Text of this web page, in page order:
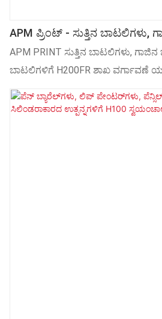
APM ಪ್ರಿಂಟ್ - ಸುತ್ತಿನ ಬಾಟಲಿಗಳು,
ಪ್ಲಾಸ್ಟಿಕ್ ಬಾಟಲಿಗಾಗಿ H200FR ಶಾಖ
APM PRINT ಸುತ್ತಿನ ಬಾಟಲಿಗಳು, ಗಾಜಿನ
ಬಾಟಲಿಗಳಿಗೆ H200FR ಶಾಖ ವರ್ಗಾವಣೆ
ಉತ್ತಮ ಗುಣಮಟ್ಟದಲ್ಲಿ ತಲುಪಿಸುತ್ತದೆ.
ಬೇಕಾದುದನ್ನು ಪಡೆಯುತ್ತಿದ್ದಾರೆ ಎಂದು